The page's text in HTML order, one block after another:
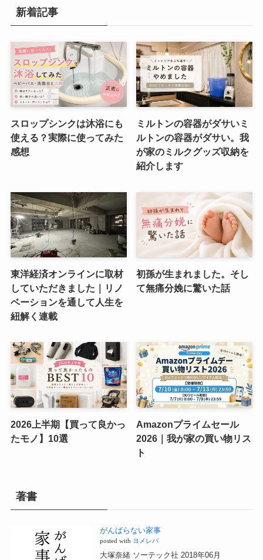
新着記事
スロップシンクは沐浴にも
使える？実際に使ってみた
感想
ミルトンの容器がダサいミ
ルトンの容器がダサい。我
が家のミルクグッズ収納を
紹介します
東洋経済オンラインに取材
していただきました｜リノ
ベーションを通して人生を
紐解く連載
初孫が生まれました。そし
て無痛分娩に驚いた話
2026上半期【買って良かっ
たモノ】10選
Amazonプライムセール
2026｜我が家の買い物リス
ト
著書
がんばらない家事
posted with ヨメレバ
大塚奈緒 ソーテック社 2018年06月